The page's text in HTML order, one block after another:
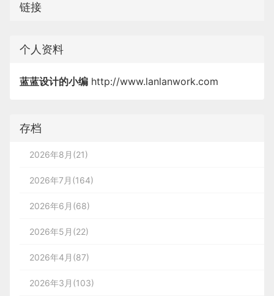
链接
个人资料
蓝蓝设计的小编 http://www.lanlanwork.com
存档
2026年8月(21)
2026年7月(164)
2026年6月(68)
2026年5月(22)
2026年4月(87)
2026年3月(103)